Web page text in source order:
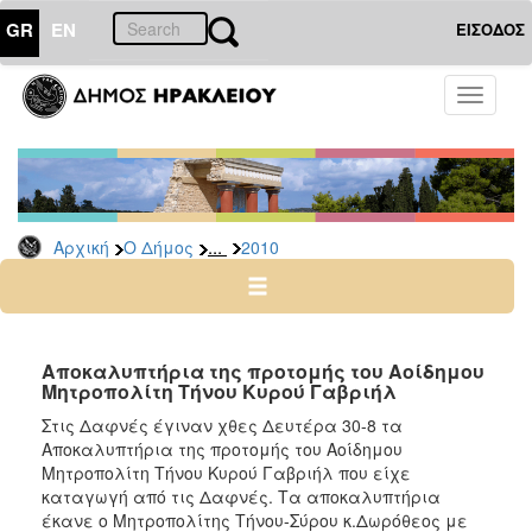
GR EN ΕΙΣΟΔΟΣ
Toggle
Αρχική Ο Δήμος ... 2010
ΔΗΜΟΣ
Δελτία
Τύπου
Αρχείο
2026
2024
2022
2021
2020
2019
Αποκαλυπτήρια της προτομής του Αοίδημου
Μητροπολίτη Τήνου Κυρού Γαβριήλ
Στις Δαφνές έγιναν χθες Δευτέρα 30-8 τα
Αποκαλυπτήρια της προτομής του Αοίδημου
Μητροπολίτη Τήνου Κυρού Γαβριήλ που είχε
καταγωγή από τις Δαφνές. Τα αποκαλυπτήρια
έκανε ο Μητροπολίτης Τήνου-Σύρου κ.Δωρόθεος με